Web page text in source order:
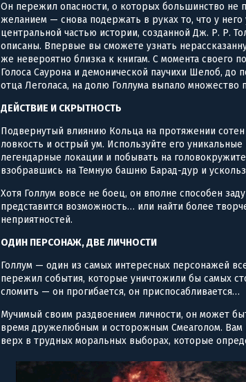
Он пережил опасности, о которых большинство
желанием — снова подержать в руках то, что у него
центральной частью истории, созданной Дж. Р. Р.
описаны. Впервые вы сможете узнать
же невероятно близка к книгам. С момента своего
Голоса Саурона и демонической паучихи Шелоб, до
отца Леголаса, на долю Голлума выпало множество
ДЕЙСТВИЕ И СКРЫТНОСТЬ
Подвернутый влиянию Кольца на протяжении
ловкость и острый ум. Используйте его
легендарные локации и побывать на
взобравшись на Темную башню Барад-дур и
Хотя Голлум вовсе не боец, он вполне способен
представится возможность… или найти более
неприятностей.
ОДИН ПЕРСОНАЖ, ДВЕ ЛИЧНОСТИ
Голлум — один из самых интересных персонажей
пережил события, которые уничтожили бы самых
сломить — он прогибается, он приспосабливается…
Мучимый своим раздвоением личности, он может
время дружелюбным и осторожным Смеаголом. Вам
верх в трудных моральных выборах, которые